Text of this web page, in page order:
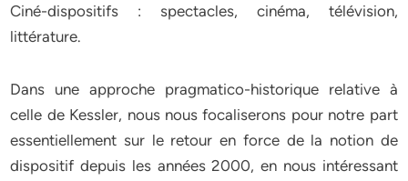
Ciné-dispositifs : spectacles, cinéma, télévision,
littérature.
Dans une approche pragmatico-historique relative à
celle de Kessler, nous nous focaliserons pour notre part
essentiellement sur le retour en force de la notion de
dispositif depuis les années 2000, en nous intéressant